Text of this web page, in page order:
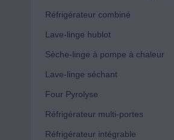
Réfrigérateur combiné
Lave-linge hublot
Sèche-linge à pompe à chaleur
Lave-linge séchant
Four Pyrolyse
Réfrigérateur multi-portes
Réfrigérateur intégrable